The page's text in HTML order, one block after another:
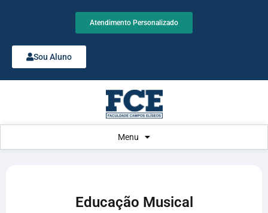
Atendimento Personalizado
Sou Aluno
Menu
Educação Musical